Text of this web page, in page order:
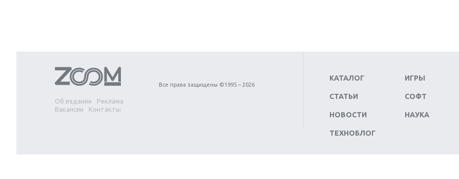
Об издании
Реклама
Вакансии
Контакты
Все права защищены ©1995 – 2026
КАТАЛОГ
СТАТЬИ
НОВОСТИ
ТЕХНОБЛОГ
ИГРЫ
СОФТ
НАУКА